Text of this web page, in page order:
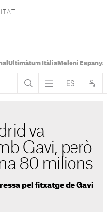
Ultimàtum ItàliaMeloni Espanya
va
Gavi, però
80 milions
pel fitxatge de Gavi